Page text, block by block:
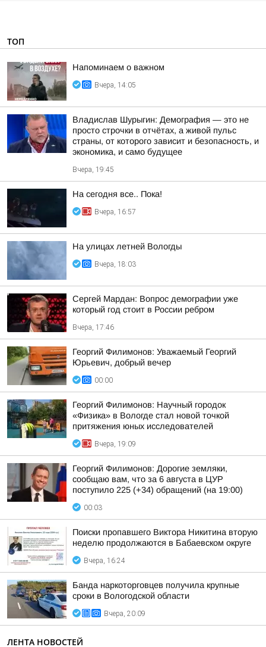
ТОП
Напоминаем о важном
Вчера, 14:05
Владислав Шурыгин: Демография — это не
просто строчки в отчётах, а живой пульс
страны, от которого зависит и безопасность, и
экономика, и само будущее
Вчера, 19:45
На сегодня все.. Пока!
Вчера, 16:57
На улицах летней Вологды
Вчера, 18:03
Сергей Мардан: Вопрос демографии уже
который год стоит в России ребром
Вчера, 17:46
Георгий Филимонов: Уважаемый Георгий
Юрьевич, добрый вечер
00:00
Георгий Филимонов: Научный городок
«Физика» в Вологде стал новой точкой
притяжения юных исследователей
Вчера, 19:09
Георгий Филимонов: Дорогие земляки,
сообщаю вам, что за 6 августа в ЦУР
поступило 225 (+34) обращений (на 19:00)
00:03
Поиски пропавшего Виктора Никитина вторую
неделю продолжаются в Бабаевском округе
Вчера, 16:24
Банда наркоторговцев получила крупные
сроки в Вологодской области
Вчера, 20:09
ЛЕНТА НОВОСТЕЙ